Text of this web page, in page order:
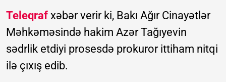
Teleqraf xəbər verir ki, Bakı Ağır Cinayətlər
Məhkəməsində hakim Azər Tağıyevin
sədrlik etdiyi prosesdə prokuror ittiham nitqi
ilə çıxış edib.